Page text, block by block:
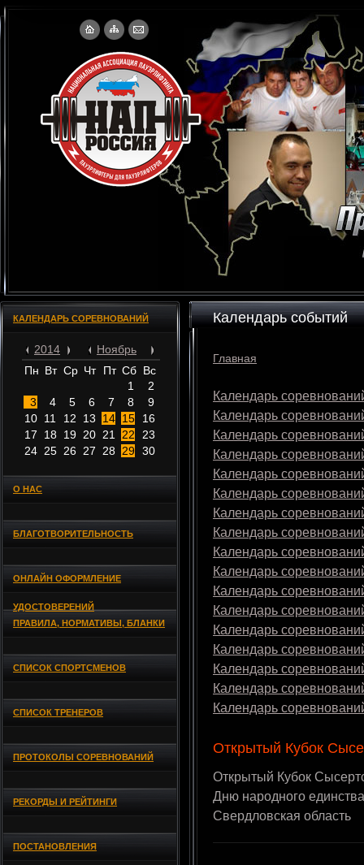
КАЛЕНДАРЬ СОРЕВНОВАНИЙ
2014
Ноябрь
Пн Вт Ср Чт Пт Сб Вс
1
2
3
4 5 6 7 8
9
10 11 12 13 14 15
16
17
18 19 20 21 22
23
24 25 26 27 28 29 30
О НАС
БЛАГОТВОРИТЕЛЬНОСТЬ
ОНЛАЙН ОФОРМЛЕНИЕ
УДОСТОВЕРЕНИЙ
ПРАВИЛА, НОРМАТИВЫ, БЛАНКИ
СПИСОК СПОРТСМЕНОВ
СПИСОК ТРЕНЕРОВ
ПРОТОКОЛЫ СОРЕВНОВАНИЙ
РЕКОРДЫ И РЕЙТИНГИ
ПОСТАНОВЛЕНИЯ
Календарь событий
Главная
Календарь
Календарь
Календарь
Календарь
Календарь
Календарь
Календарь
Календарь
Календарь
Календарь
Календарь
Календарь
Календарь
Календарь
Календарь
Календарь
Календарь
Открытый Кубок
Открытый Кубок
Дню народного
Свердловская область